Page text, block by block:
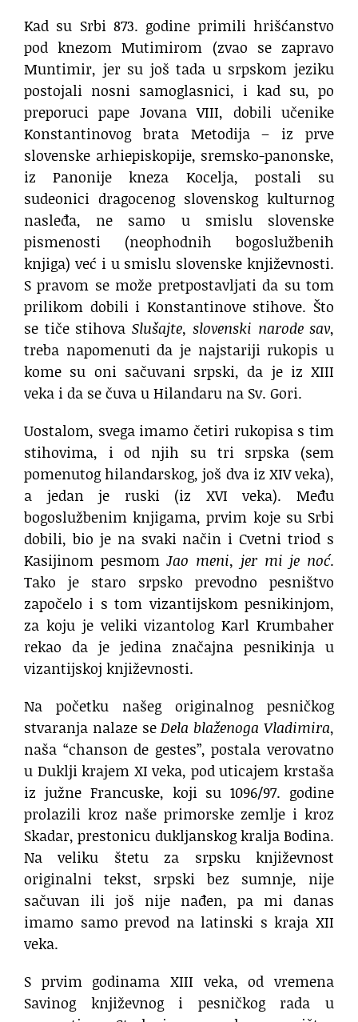
Kad su Srbi 873. godine primili hrišćanstvo
pod knezom Mutimirom (zvao se zapravo
Muntimir, jer su još tada u srpskom jeziku
postojali nosni samoglasnici, i kad su, po
preporuci pape Jovana VIII, dobili učenike
Konstantinovog brata Metodija – iz prve
slovenske arhiepiskopije, sremsko-panonske,
iz Panonije kneza Kocelja, postali su
sudeonici dragocenog slovenskog kulturnog
nasleđa, ne samo u smislu slovenske
pismenosti (neophodnih bogoslužbenih
knjiga) već i u smislu slovenske književnosti.
S pravom se može pretpostavljati da su tom
prilikom dobili i Konstantinove stihove. Što
se tiče stihova Slušajte, slovenski narode sav,
treba napomenuti da je najstariji rukopis u
kome su oni sačuvani srpski, da je iz XIII
veka i da se čuva u Hilandaru na Sv. Gori.
Uostalom, svega imamo četiri rukopisa s tim
stihovima, i od njih su tri srpska (sem
pomenutog hilandarskog, još dva iz XIV veka),
a jedan je ruski (iz XVI veka). Među
bogoslužbenim knjigama, prvim koje su Srbi
dobili, bio je na svaki način i Cvetni triod s
Kasijinom pesmomJao meni, jer mi je noć.
Tako je staro srpsko prevodno pesništvo
započelo i s tom vizantijskom pesnikinjom,
za koju je veliki vizantolog Karl Krumbaher
rekao da je jedina značajna pesnikinja u
vizantijskoj književnosti.
Na početku našeg originalnog pesničkog
stvaranja nalaze seDela blaženoga Vladimira,
naša “chanson de gestes”, postala verovatno
u Duklji krajem XI veka, pod uticajem krstaša
iz južne Francuske, koji su 1096/97. godine
prolazili kroz naše primorske zemlje i kroz
Skadar, prestonicu dukljanskog kralja Bodina.
Na veliku štetu za srpsku književnost
originalni tekst, srpski bez sumnje, nije
sačuvan ili još nije nađen, pa mi danas
imamo samo prevod na latinski s kraja XII
veka.
S prvim godinama XIII veka, od vremena
Savinog književnog i pesničkog rada u